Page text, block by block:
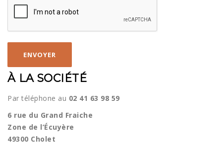
À LA SOCIÉTÉ
Par téléphone au 02 41 63 98 59
6 rue du Grand Fraiche
Zone de l’Écuyère
49300 Cholet